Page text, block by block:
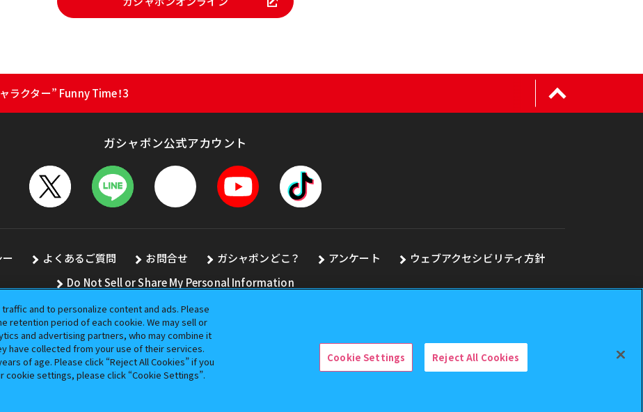
ラクター” Funny Time！3
ガシャポン公式アカウント
よくあるご質問 お問合せ ガシャポンどこ？ アンケート
ウェブアクセシビリティ方針
Do Not Sell or Share My Personal Information
る全ての画像、文章、データの無断転用、転載をお断りします。
社バンダイの登録商標です。
and to personalize content and ads. Please
retention period of each cookie. We may sell or
and advertising partners, who may combine it
have collected from your use of their services.
of age. Please click “Reject All Cookies” if you
settings, please click “Cookie Settings”.
Cookie Settings Reject All Cookies